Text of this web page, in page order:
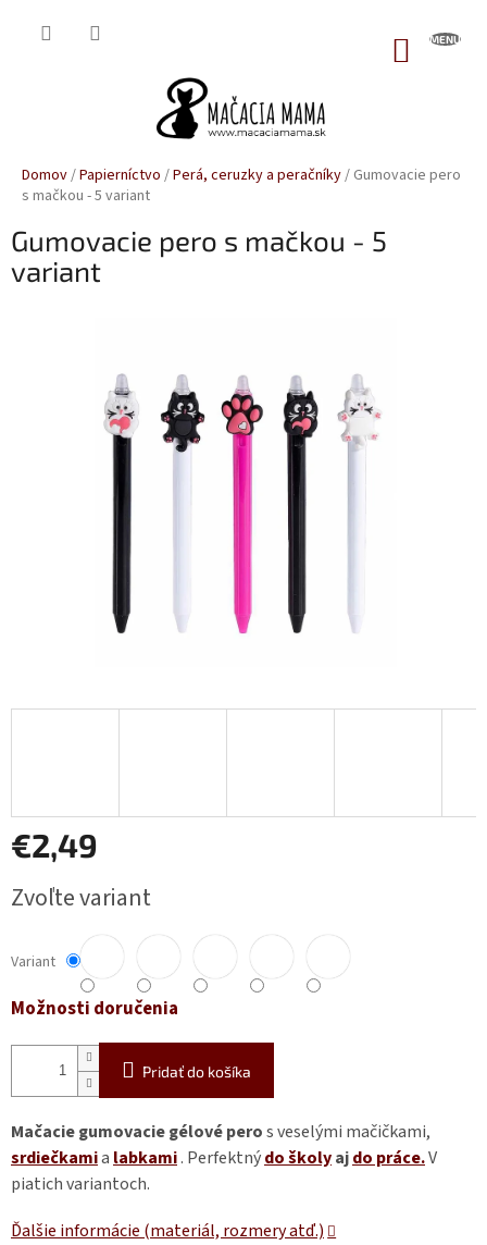
Domov/Papierníctvo /Perá, ceruzky a peračníky/ Gumovacie pero
s mačkou - 5 variant
Gumovacie pero s mačkou - 5
variant
€2,49
cena:
Zvoľte variant
Variant
Možnosti doručenia
Pridať do košíka
Mačacie gumovacie gélové peros veselými mačičkami,
srdiečkamia labkami. Perfektnýdo školyajdo práce.V
piatich variantoch.
Ďalšie informácie (materiál, rozmery atď.)